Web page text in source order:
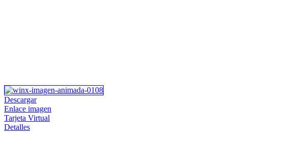
Descargar
Enlace imagen
Tarjeta Virtual
Detalles